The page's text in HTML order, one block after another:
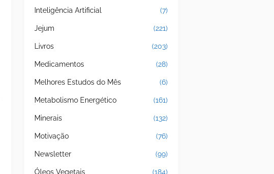
Inteligência Artificial (7)
Jejum (221)
Livros (203)
Medicamentos (28)
Melhores Estudos do Mês (6)
Metabolismo Energético (161)
Minerais (132)
Motivação (76)
Newsletter (99)
Óleos Vegetais (184)